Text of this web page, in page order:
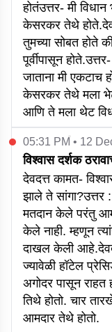
होतंउत्तर- मी
केसरकर तेथे
तुमच्या सोबत होते
पूर्वीपासून
जाताना मी एकटाच
केसरकर तेथे मला
आणि ते मला थेट
05:31 PM • 12
विश्वास दर्शक
देवदत्त कामत-
झाले ते सांगा?उत्तर
मतदान केले परंतु
केले नाही. म्हणून
दाखल केली
ज्यावेळी हॉटेल
अगोदर पासून राहत
तिथे होतो. चार
आमदार तेथे होतो.